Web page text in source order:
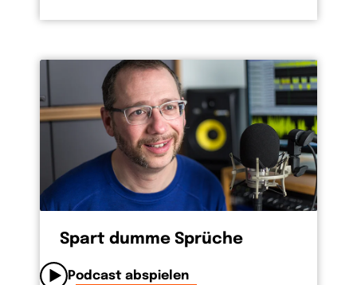
Spart dumme Sprüche
Podcast abspielen